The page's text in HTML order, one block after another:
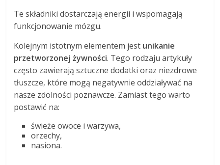
Te składniki dostarczają energii i wspomagają
funkcjonowanie mózgu.
Kolejnym istotnym elementem jest unikanie
przetworzonej żywności. Tego rodzaju artykuły
często zawierają sztuczne dodatki oraz niezdrowe
tłuszcze, które mogą negatywnie oddziaływać na
nasze zdolności poznawcze. Zamiast tego warto
postawić na:
świeże owoce i warzywa,
orzechy,
nasiona.